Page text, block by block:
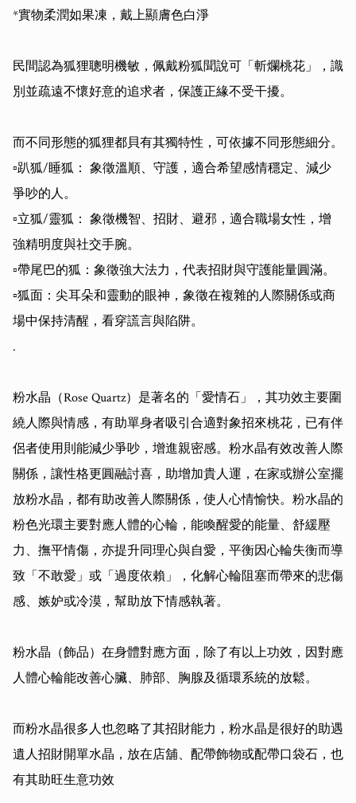
*實物柔潤如果凍，戴上顯膚色白淨
民間認為狐狸聰明機敏，佩戴粉狐聞說可「斬爛桃花」，識
別並疏遠不懷好意的追求者，保護正緣不受干擾。
而不同形態的狐狸都貝有其獨特性，可依據不同形態細分。
▫️趴狐/睡狐： 象徵溫順、守護，適合希望感情穩定、減少
爭吵的人。
▫️立狐/靈狐： 象徵機智、招財、避邪，適合職場女性，增
強精明度與社交手腕。
▫️帶尾巴的狐：象徵強大法力，代表招財與守護能量圓滿。
▫️狐面：尖耳朵和靈動的眼神，象徵在複雜的人際關係或商
場中保持清醒，看穿謊言與陷阱。
.
粉水晶（Rose Quartz）是著名的「愛情石」，其功效主要圍
繞人際與情感，有助單身者吸引合適對象招來桃花，已有伴
侶者使用則能減少爭吵，增進親密感。粉水晶有效改善人際
關係，讓性格更圓融討喜，助增加貴人運，在家或辦公室擺
放粉水晶，都有助改善人際關係，使人心情愉快。粉水晶的
粉色光環主要對應人體的心輪，能喚醒愛的能量、舒緩壓
力、撫平情傷，亦提升同理心與自愛，平衡因心輪失衡而導
致「不敢愛」或「過度依賴」，化解心輪阻塞而帶來的悲傷
感、嫉妒或冷漠，幫助放下情感執著。
粉水晶（飾品）在身體對應方面，除了有以上功效，因對應
人體心輪能改善心臟、肺部、胸腺及循環系統的放鬆。
而粉水晶很多人也忽略了其招財能力，粉水晶是很好的助遇
遺人招財開單水晶，放在店舖、配帶飾物或配帶口袋石，也
有其助旺生意功效